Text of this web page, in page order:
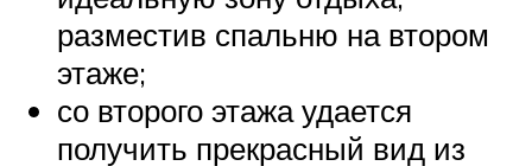
разместив спальню на втором
этаже;
со второго этажа удается
получить прекрасный вид из